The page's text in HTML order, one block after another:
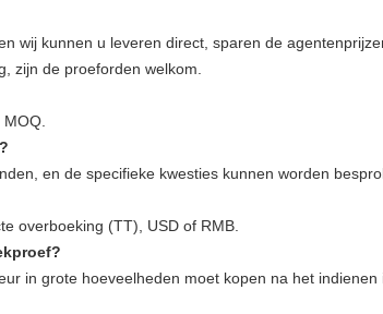
wij kunnen u leveren direct, sparen de
zijn de proeforden welkom.
en de specifieke kwesties kunnen worden
overboeking (TT), USD of RMB.
in grote hoeveelheden moet kopen na het